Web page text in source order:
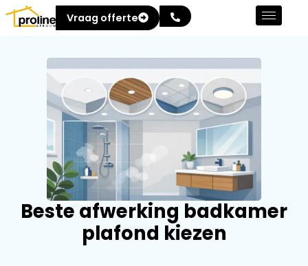
Vraag offerte
Beste afwerking badkamer
plafond kiezen